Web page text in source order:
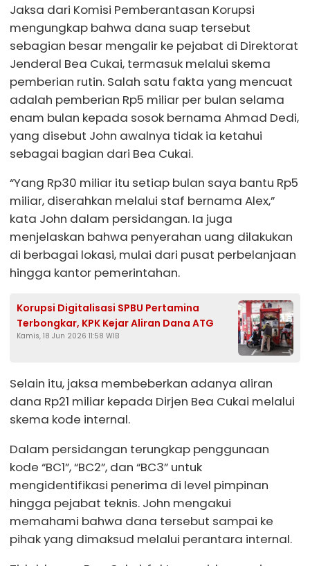
Jaksa dari Komisi Pemberantasan Korupsi
mengungkap bahwa dana suap tersebut
sebagian besar mengalir ke pejabat di Direktorat
Jenderal Bea Cukai, termasuk melalui skema
pemberian rutin. Salah satu fakta yang mencuat
adalah pemberian Rp5 miliar per bulan selama
enam bulan kepada sosok bernama Ahmad Dedi,
yang disebut John awalnya tidak ia ketahui
sebagai bagian dari Bea Cukai.
“Yang Rp30 miliar itu setiap bulan saya bantu Rp5
miliar, diserahkan melalui staf bernama Alex,”
kata John dalam persidangan. Ia juga
menjelaskan bahwa penyerahan uang dilakukan
di berbagai lokasi, mulai dari pusat perbelanjaan
hingga kantor pemerintahan.
Korupsi Digitalisasi SPBU Pertamina
Terbongkar, KPK Kejar Aliran Dana ATG
Kamis, 18 Jun 2026 11:58 WIB
Selain itu, jaksa membeberkan adanya aliran
dana Rp21 miliar kepada Dirjen Bea Cukai melalui
skema kode internal.
Dalam persidangan terungkap penggunaan
kode “BC1”, “BC2”, dan “BC3” untuk
mengidentifikasi penerima di level pimpinan
hingga pejabat teknis. John mengakui
memahami bahwa dana tersebut sampai ke
pihak yang dimaksud melalui perantara internal.